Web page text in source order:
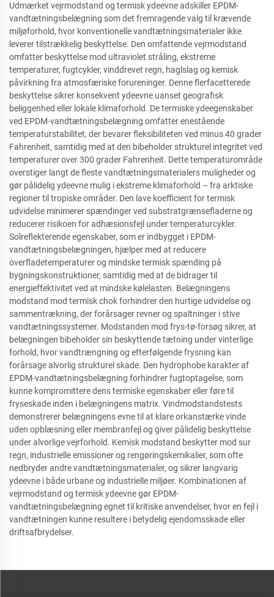
Udmærket vejrmodstand og termisk ydeevne adskiller EPDM-
vandtætningsbelægning som det fremragende valg til krævende
miljøforhold, hvor konventionelle vandtætningsmaterialer ikke
leverer tilstrækkelig beskyttelse. Den omfattende vejrmodstand
omfatter beskyttelse mod ultraviolet stråling, ekstreme
temperaturer, fugtcykler, vinddrevet regn, haglslag og kemisk
påvirkning fra atmosfæriske forureninger. Denne flerfacetterede
beskyttelse sikrer konsekvent ydeevne uanset geografisk
beliggenhed eller lokale klimaforhold. De termiske ydeegenskaber
ved EPDM-vandtætningsbelægning omfatter enestående
temperaturstabilitet, der bevarer fleksibiliteten ved minus 40 grader
Fahrenheit, samtidig med at den bibeholder strukturel integritet ved
temperaturer over 300 grader Fahrenheit. Dette temperaturområde
overstiger langt de fleste vandtætningsmaterialers muligheder og
gør pålidelig ydeevne mulig i ekstreme klimaforhold – fra arktiske
regioner til tropiske områder. Den lave koefficient for termisk
udvidelse minimerer spændinger ved substratgrænsefladerne og
reducerer risikoen for adhæsionsfejl under temperaturcykler.
Solreflekterende egenskaber, som er indbygget i EPDM-
vandtætningsbelægningen, hjælper med at reducere
overfladetemperaturer og mindske termisk spænding på
bygningskonstruktioner, samtidig med at de bidrager til
energieffektivitet ved at mindske kølelasten. Belægningens
modstand mod termisk chok forhindrer den hurtige udvidelse og
sammentrækning, der forårsager revner og spaltninger i stive
vandtætningssystemer. Modstanden mod frys-tø-forsøg sikrer, at
belægningen bibeholder sin beskyttende tætning under vinterlige
forhold, hvor vandtrængning og efterfølgende frysning kan
forårsage alvorlig strukturel skade. Den hydrophobe karakter af
EPDM-vandtætningsbelægning forhindrer fugtoptagelse, som
kunne kompromittere dens termiske egenskaber eller føre til
fryseskade inden i belægningens matrix. Vindmodstandstests
demonstrerer belægningens evne til at klare orkanstærke vinde
uden opblæsning eller membranfejl og giver pålidelig beskyttelse
under alvorlige vejrforhold. Kemisk modstand beskytter mod sur
regn, industrielle emissioner og rengøringskemikalier, som ofte
nedbryder andre vandtætningsmaterialer, og sikrer langvarig
ydeevne i både urbane og industrielle miljøer. Kombinationen af
vejrmodstand og termisk ydeevne gør EPDM-
vandtætningsbelægning egnet til kritiske anvendelser, hvor en fejl i
vandtætningen kunne resultere i betydelig ejendomsskade eller
driftsafbrydelser.